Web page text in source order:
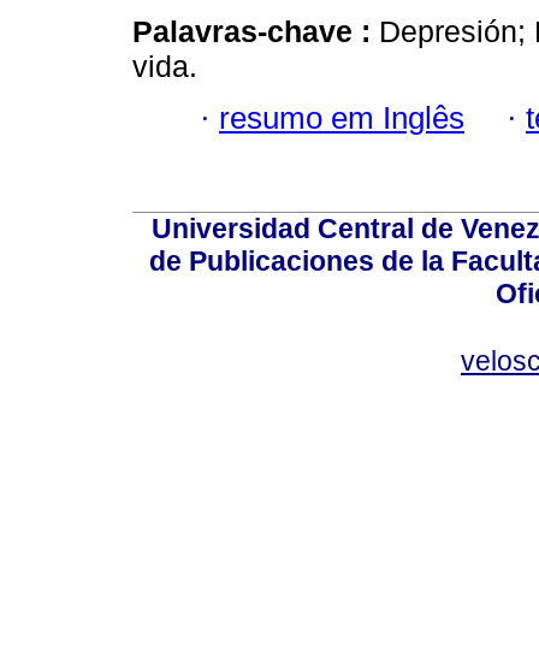
Palavras-chave : Depresión;
vida.
· resumo em Inglês ·
Universidad Central de
de Publicaciones de la